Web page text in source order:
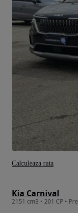
Kia Carnival
Calculeaza rata